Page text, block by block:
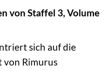
von Staffel 3, Volume
sich auf die
von Rimurus